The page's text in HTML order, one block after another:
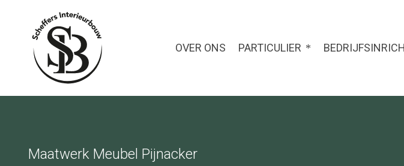
OVER ONS PARTICULIER
Maatwerk Meubel Pijnacker